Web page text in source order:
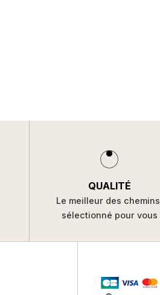
QUALITÉ
Le meilleur des chemins,
sélectionné pour vous